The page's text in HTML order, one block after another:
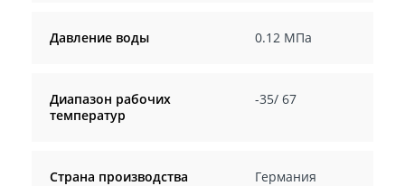
Давление воды 0.12 МПа
Диапазон рабочих
температур
-35/ 67
Страна производства Германия